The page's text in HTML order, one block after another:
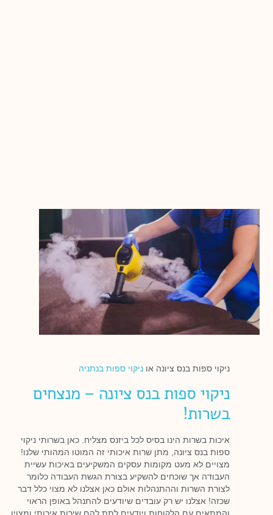
ניקוי ספות בנס ציונה או ניקוי ספות בנתניה
ניקוי ספות בנס ציונה – מנצחים
בשרות!
איכות בשרות הינו בסיס לכל ביזנס מצליח. כאן בשרותי ניקוי
ספות בנס ציונה, מתן שרות איכותי זה המוטו המהותי שלנו!
מצויים לא מעט מקומות עסקים המשקיעים באיכות עשיית
העבודה אך שוכחים להשקיע בצורת הגשת העבודה כלומר
לצורת השרות וההתנהלות אולם כאן אצלנו לא מצוי כלל דבר
שכזה! אצלנו יש רק עובדים שיודעים להתנהל באופן הראוי
והמתאים עם הלקוחות ויודעים לתת להם שירות איכותי ומצוין